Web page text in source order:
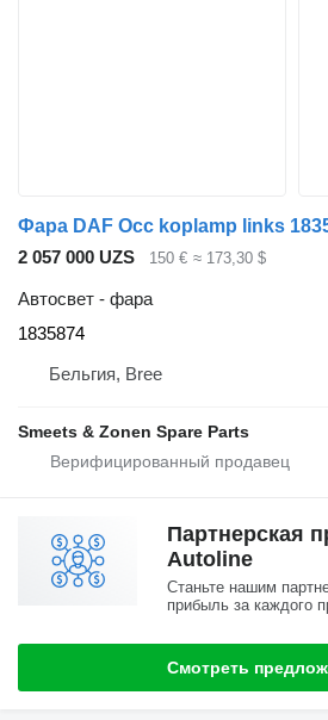
Фара DAF Occ koplamp links
2 057 000 UZS
150 € ≈ 173,30 $
Автосвет - фара
1835874
Бельгия, Bree
Smeets & Zonen Spare Parts
Партнерская
Autoline
Станьте нашим
прибыль за каждого
Смотреть